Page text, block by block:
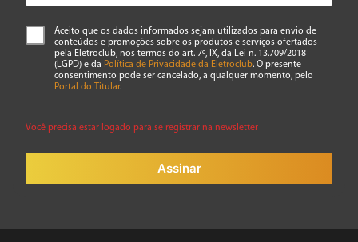
Aceito que os dados informados sejam utilizados para envio de
conteúdos e promoções sobre os produtos e serviços ofertados
pela Eletroclub, nos termos do art. 7º, IX, da Lei n. 13.709/2018
(LGPD) e da Política de Privacidade da Eletroclub. O presente
consentimento pode ser cancelado, a qualquer momento, pelo
Portal do Titular.
Você precisa estar logado para se registrar na newsletter
Assinar